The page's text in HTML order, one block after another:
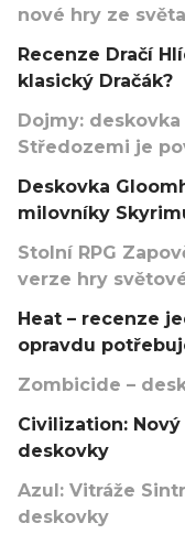
nové hry ze
Recenze Dračí
klasický Dračák?
Dojmy:
Středozemi je
Deskovka
milovníky
Stolní RPG
verze hry
Heat – recenze
opravdu
Zombicide –
Civilization:
deskovky
Azul: Vitráže
deskovky